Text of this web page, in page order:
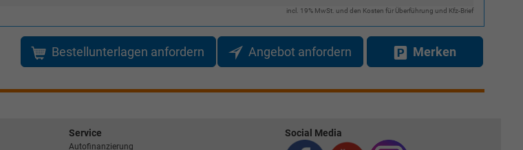
incl. 19% MwSt. und den Kosten für Überführung und Kfz-Brief
Bestellunterlagen anfordern Angebot anfordern Merken
Service
Autofinanzierung
Social Media